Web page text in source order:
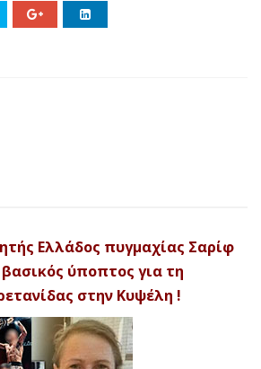
Ελλάδος πυγμαχίας Σαρίφ
ύποπτος για τη
στην Κυψέλη !